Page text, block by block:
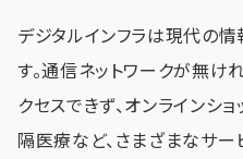
デジタルインフラは現代の
す。通信ネットワークが無け
クセスできず、オンラインシ
隔医療など、さまざまなサー